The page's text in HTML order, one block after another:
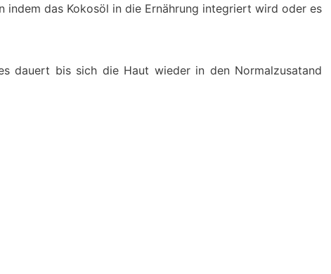
das Kokosöl in die Ernährung integriert wird oder es
dauert bis sich die Haut wieder in den Normalzusatand